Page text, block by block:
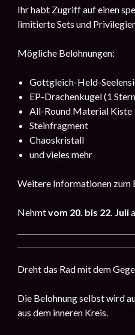
Ihr habt Zugriff auf einen
limitierte Sets und
Mögliche Belohnungen:
Gottgleich-Held-
EP-Drachenkugel (1
All-Round Material Kiste
Steinfragment
Chaoskristall
und vieles mehr
Weitere Informationen zum
Nehmtvom 20. bis 22. Juli
Dreht das Rad mit dem
Die Belohnung selbst wird
aus dem inneren Kreis.